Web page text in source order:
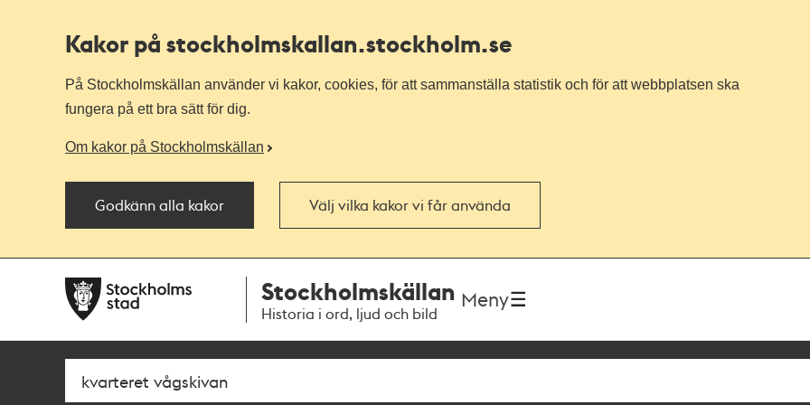
Kakor på stockholmskallan.stockholm.se
På Stockholmskällan använder vi kakor, cookies, för att sammanställa statistik och för att webbplatsen ska
fungera på ett bra sätt för dig.
Om kakor på Stockholmskällan
Godkänn alla kakor Välj vilka kakor vi får använda
navigationen
huvudinnehållet
Stockholmskällan
Historia i ord, ljud och bild
Meny
Sök